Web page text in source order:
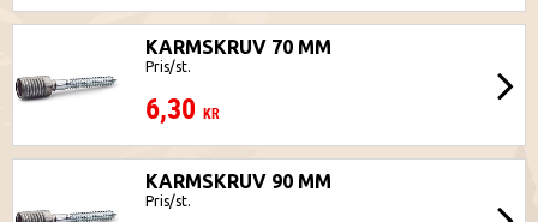
KARMSKRUV 70 MM
Pris/st.
6,30 KR
KARMSKRUV 90 MM
Pris/st.